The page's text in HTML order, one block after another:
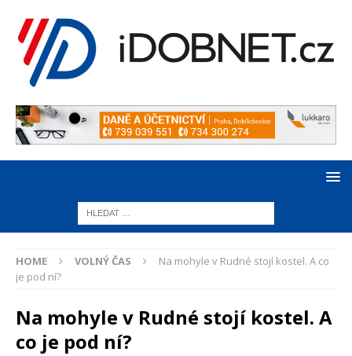
HOME VOLNÝ ČAS
Na mohyle v Rudné stojí kostel. A co
je pod ní?
Na mohyle v Rudné stojí kostel. A
co je pod ní?